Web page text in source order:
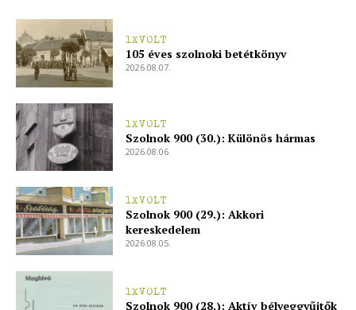
Hasznos
bSZ fiók
1XVOLT
105 éves szolnoki betétkönyv
2026.08.07.
1XVOLT
Szolnok 900 (30.): Különös hármas
2026.08.06.
1XVOLT
Szolnok 900 (29.): Akkori
kereskedelem
2026.08.05.
1XVOLT
Szolnok 900 (28.): Aktív bélyeggyűjtők